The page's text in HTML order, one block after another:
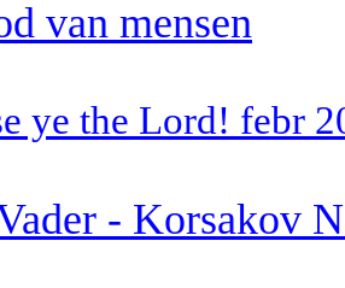
van mensen
ye the Lord! febr
- Korsakov